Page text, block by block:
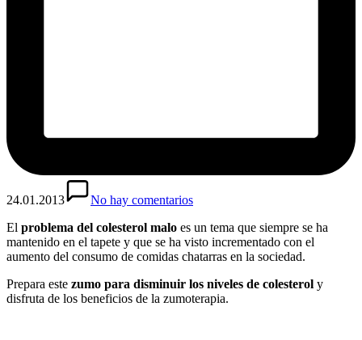
24.01.2013
No hay comentarios
El problema del colesterol malo es un tema que siempre se ha
mantenido en el tapete y que se ha visto incrementado con el
aumento del consumo de comidas chatarras en la sociedad.
Prepara este zumo para disminuir los niveles de colesterol y
disfruta de los beneficios de la zumoterapia.